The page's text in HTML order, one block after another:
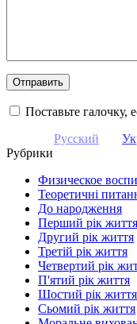
Поставьте галочку,
Русский
Рубрики
Физическое
Теоретичні
До народження
Перший рік життя
Другий рік життя
Третій рік життя
Четвертий рік
П'ятий рік життя
Шостий рік життя
Сьомий рік життя